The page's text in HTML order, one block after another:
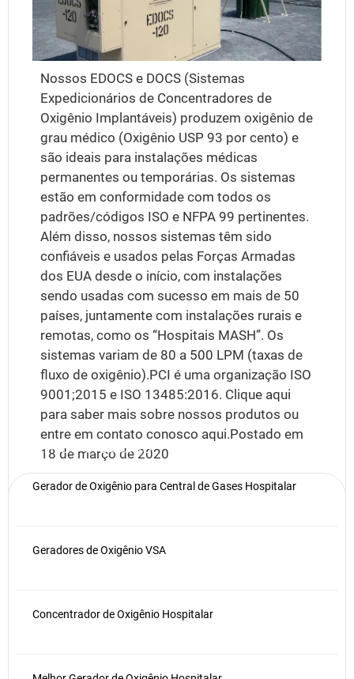
Nossos EDOCS e DOCS (Sistemas
Expedicionários de Concentradores de
Oxigênio Implantáveis) produzem oxigênio de
grau médico (Oxigênio USP 93 por cento) e
são ideais para instalações médicas
permanentes ou temporárias. Os sistemas
estão em conformidade com todos os
padrões/códigos ISO e NFPA 99 pertinentes.
Além disso, nossos sistemas têm sido
confiáveis e usados pelas Forças Armadas
dos EUA desde o início, com instalações
sendo usadas com sucesso em mais de 50
países, juntamente com instalações rurais e
remotas, como os “Hospitais MASH”. Os
sistemas variam de 80 a 500 LPM (taxas de
fluxo de oxigênio).PCI é uma organização ISO
9001;2015 e ISO 13485:2016. Clique aqui
para saber mais sobre nossos produtos ou
entre em contato conosco aqui.Postado em
18 de março de 2020
Publicado em16 de abril de 2024
Últimas Notícias
Gerador de Oxigênio para Central de Gases Hospitalar
Geradores de Oxigênio VSA
Concentrador de Oxigênio Hospitalar